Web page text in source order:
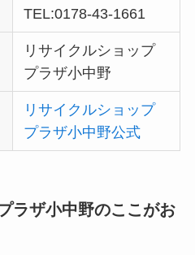
TEL:0178-43-1661
リサイクルショップ
プラザ小中野
リサイクルショップ
プラザ小中野公式
ラザ小中野のここがお